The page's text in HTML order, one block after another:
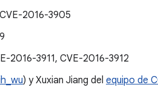
2016-3905
2016-3911, CVE-2016-3912
) y Xuxian Jiang del equipo de